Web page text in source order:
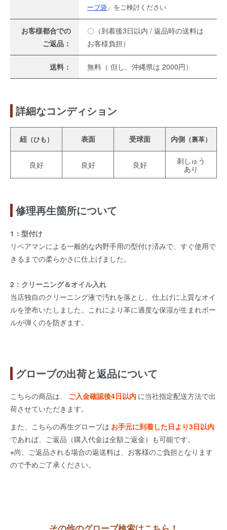
ーブ袋 」をご検討ください
お客様都合での
ご返品：
〇（到着後3日以内 / 返品時の送料は
お客様負担）
送料： 無料（ 但し、沖縄県は 2000円）
詳細なコンディション
紐（ひも） 表面 受球面 内側 （裏革）
良好 良好 良好
刺しゅう
あり
修理再生箇所について
1：型付け
リペアマンによる一般的な内野手用の型付け済みで、すぐ使用で
きるまでの柔らかさに仕上げました。
2：クリーニング＆オイル入れ
当店独自のクリーニング液で汚れを落とし、仕上げに上質なオイ
ルを塗布いたしました。これにより革に適度な保湿が生まれボー
ルが弾くのを防ぎます。
グローブの出荷と返品について
こちらの商品は、 ご入金確認後4日以内 に当社指定配送方法で出
荷させていただきます。
また、こちらの再生グローブは お手元に到着した日より3日以内
であれば、ご返品（購入代金は全額ご返金）も可能です。
※尚、ご返品される場合の返送料は、お客様のご負担となります
ので予めご了承ください。